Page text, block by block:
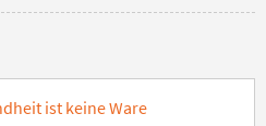
ist keine Ware